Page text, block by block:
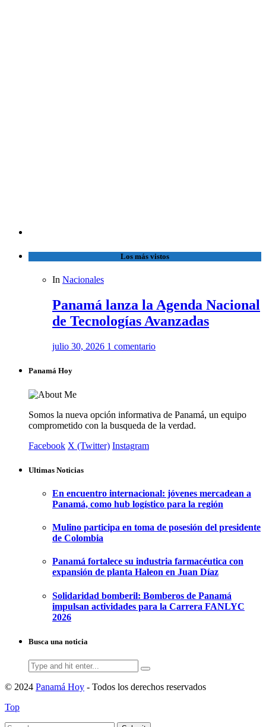
Los más vistos
In Nacionales
Panamá lanza la Agenda Nacional
de Tecnologías Avanzadas
julio 30, 2026 1 comentario
Panamá Hoy
Somos la nueva opción informativa de Panamá, un equipo
comprometido con la busqueda de la verdad.
Facebook X (Twitter) Instagram
Ultimas Noticias
En encuentro internacional: jóvenes mercadean a
Panamá, como hub logístico para la región
Mulino participa en toma de posesión del presidente
de Colombia
Panamá fortalece su industria farmacéutica con
expansión de planta Haleon en Juan Díaz
Solidaridad bomberil: Bomberos de Panamá
impulsan actividades para la Carrera FANLYC
2026
Busca una noticia
Search
for:
© 2024 Panamá Hoy - Todos los derechos reservados
Top